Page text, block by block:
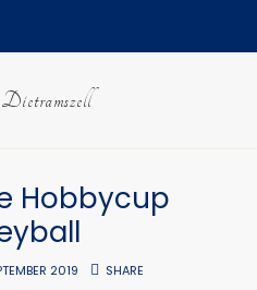
Hobbycup
2019 SHARE